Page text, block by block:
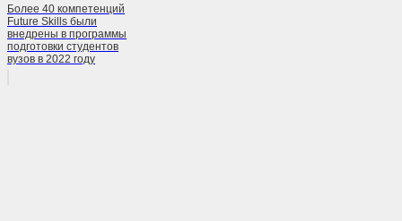
Более 40 компетенций
Future Skills были
внедрены в программы
подготовки студентов
вузов в 2022 году